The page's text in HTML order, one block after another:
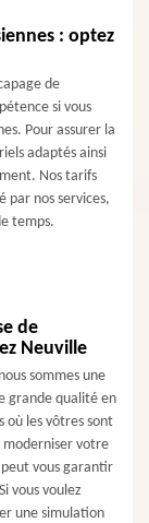
: optez
de
si vous
Pour assurer la
adaptés ainsi
Nos tarifs
par nos services,
temps.
de
Neuville
sommes une
grande qualité en
où les vôtres sont
moderniser votre
vous garantir
vous voulez
une simulation